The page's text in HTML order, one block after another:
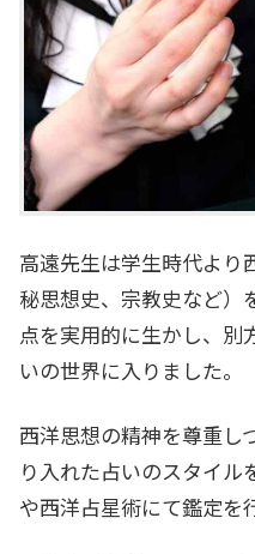
高遠先生は学生時代より
秘思想史、宗教史など）
点を実用的に生かし、別
いの世界に入りました。
西洋思想の精神を尊重し
り入れた占いのスタイル
や西洋占星術にて鑑定を